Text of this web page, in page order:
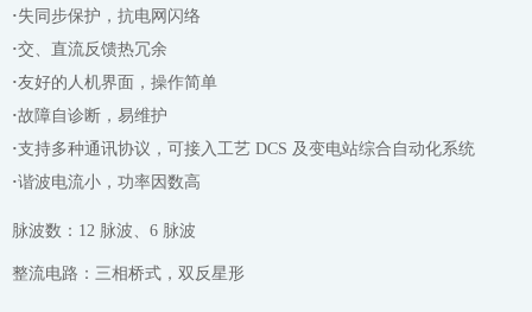
脉波数：12 脉波、6 脉波
整流电路：三相桥式，双反星形
·失同步保护，抗电网闪络
·交、直流反馈热冗余
·友好的人机界面，操作简单
·故障自诊断，易维护
·支持多种通讯协议，可接入工艺 DCS 及变电站综合自动化系统
·谐波电流小，功率因数高